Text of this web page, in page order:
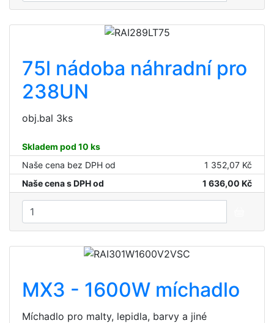
75l nádoba náhradní pro
238UN
obj.bal 3ks
Skladem pod 10 ks
Naše cena bez DPH od
1 352,07 Kč
Naše cena s DPH od
1 636,00 Kč
MX3 - 1600W míchadlo
Míchadlo pro malty, lepidla, barvy a jiné